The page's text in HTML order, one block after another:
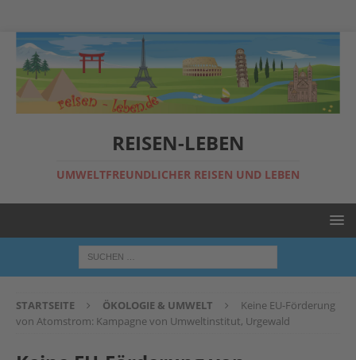
REISEN-LEBEN
UMWELTFREUNDLICHER REISEN UND LEBEN
STARTSEITE ÖKOLOGIE & UMWELT
Keine EU-Förderung
von Atomstrom: Kampagne von Umweltinstitut, Urgewald